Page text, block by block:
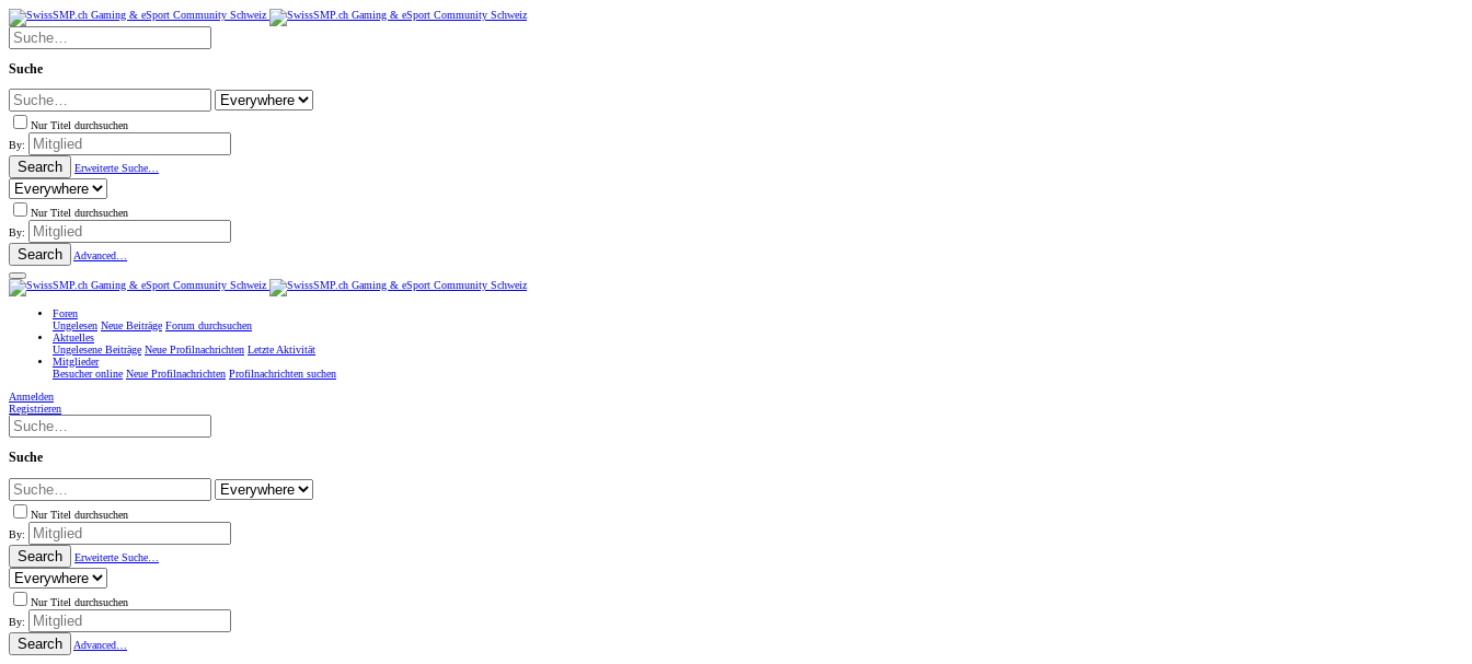
Suche
Nur Titel durchsuchen
By:
Search Erweiterte Suche…
Nur Titel durchsuchen
By:
Search Advanced…
Foren
Ungelesen Neue Beiträge Forum durchsuchen
Aktuelles
Ungelesene Beiträge Neue Profilnachrichten Letzte Aktivität
Mitglieder
Besucher online Neue Profilnachrichten Profilnachrichten suchen
Anmelden
Registrieren
Suche
Nur Titel durchsuchen
By:
Search Erweiterte Suche…
Nur Titel durchsuchen
By:
Search Advanced…